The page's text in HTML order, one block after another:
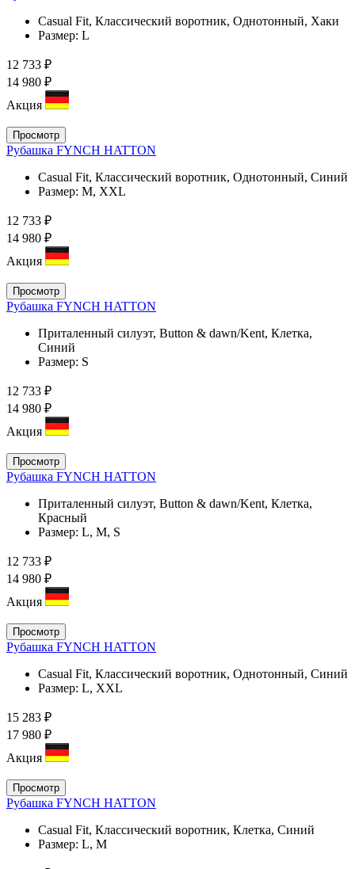
Casual Fit, Классический воротник, Однотонный, Хаки
Размер: L
12 733 ₽
14 980 ₽
Акция
Просмотр
Рубашка FYNCH HATTON
Casual Fit, Классический воротник, Однотонный, Синий
Размер: M, XXL
12 733 ₽
14 980 ₽
Акция
Просмотр
Рубашка FYNCH HATTON
Приталенный силуэт, Button & dawn/Kent, Клетка,
Синий
Размер: S
12 733 ₽
14 980 ₽
Акция
Просмотр
Рубашка FYNCH HATTON
Приталенный силуэт, Button & dawn/Kent, Клетка,
Красный
Размер: L, M, S
12 733 ₽
14 980 ₽
Акция
Просмотр
Рубашка FYNCH HATTON
Casual Fit, Классический воротник, Однотонный, Синий
Размер: L, XXL
15 283 ₽
17 980 ₽
Акция
Просмотр
Рубашка FYNCH HATTON
Casual Fit, Классический воротник, Клетка, Синий
Размер: L, M